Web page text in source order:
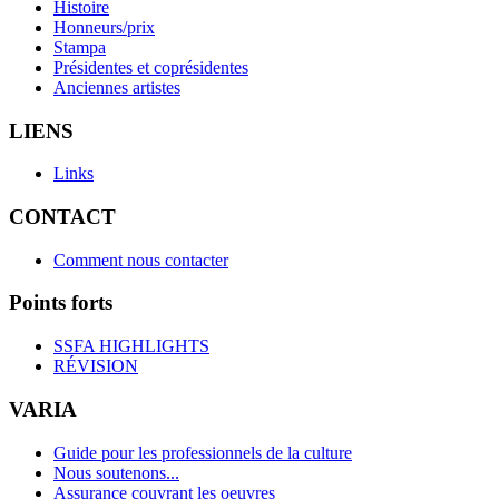
Histoire
Honneurs/prix
Stampa
Présidentes et coprésidentes
Anciennes artistes
LIENS
Links
CONTACT
Comment nous contacter
Points forts
SSFA HIGHLIGHTS
RÉVISION
VARIA
Guide pour les professionnels de la culture
Nous soutenons...
Assurance couvrant les oeuvres